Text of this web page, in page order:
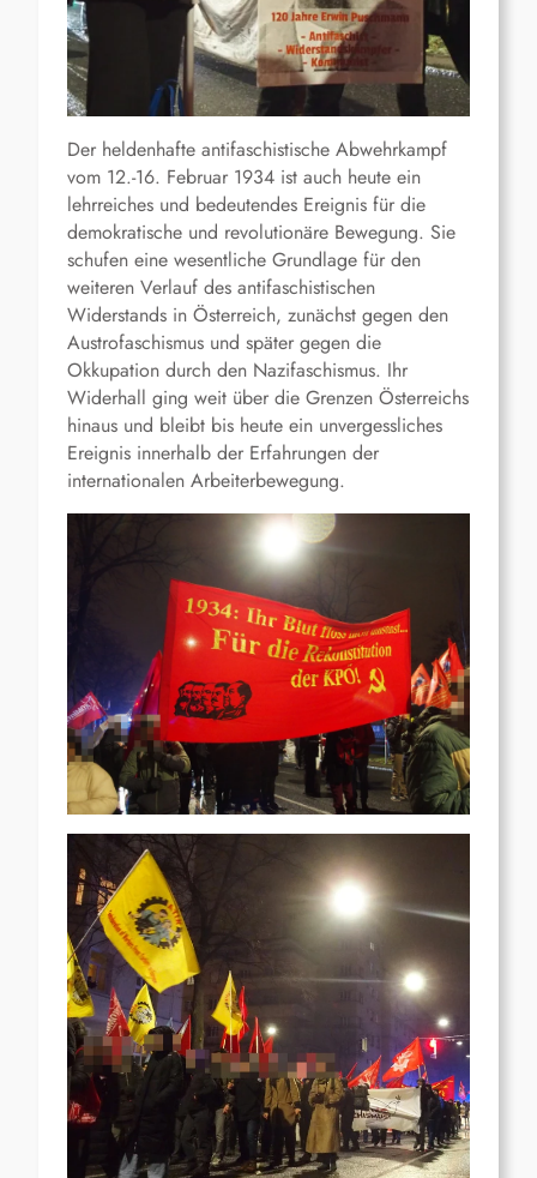
Der heldenhafte antifaschistische Abwehrkampf
vom 12.-16. Februar 1934 ist auch heute ein
lehrreiches und bedeutendes Ereignis für die
demokratische und revolutionäre Bewegung. Sie
schufen eine wesentliche Grundlage für den
weiteren Verlauf des antifaschistischen
Widerstands in Österreich, zunächst gegen den
Austrofaschismus und später gegen die
Okkupation durch den Nazifaschismus. Ihr
Widerhall ging weit über die Grenzen Österreichs
hinaus und bleibt bis heute ein unvergessliches
Ereignis innerhalb der Erfahrungen der
internationalen Arbeiterbewegung.